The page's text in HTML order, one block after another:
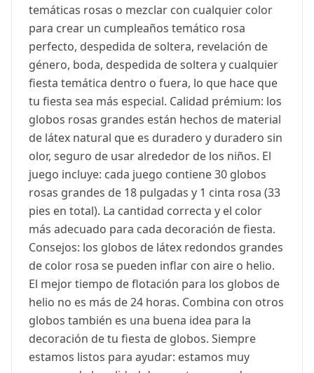
temáticas rosas o mezclar con cualquier color
para crear un cumpleaños temático rosa
perfecto, despedida de soltera, revelación de
género, boda, despedida de soltera y cualquier
fiesta temática dentro o fuera, lo que hace que
tu fiesta sea más especial. Calidad prémium: los
globos rosas grandes están hechos de material
de látex natural que es duradero y duradero sin
olor, seguro de usar alrededor de los niños. El
juego incluye: cada juego contiene 30 globos
rosas grandes de 18 pulgadas y 1 cinta rosa (33
pies en total). La cantidad correcta y el color
más adecuado para cada decoración de fiesta.
Consejos: los globos de látex redondos grandes
de color rosa se pueden inflar con aire o helio.
El mejor tiempo de flotación para los globos de
helio no es más de 24 horas. Combina con otros
globos también es una buena idea para la
decoración de tu fiesta de globos. Siempre
estamos listos para ayudar: estamos muy